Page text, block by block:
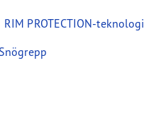
RIM PROTECTION-teknologi
Snögrepp